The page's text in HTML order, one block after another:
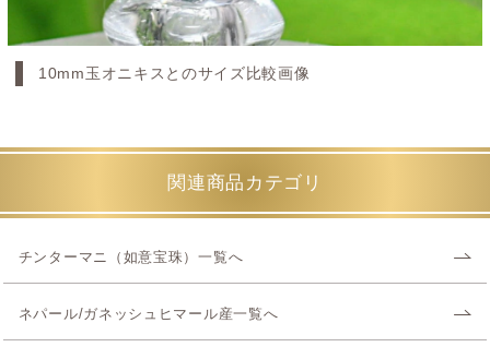
10mm玉オニキスとのサイズ比較画像
関連商品カテゴリ
チンターマニ（如意宝珠）一覧へ
ネパール/ガネッシュヒマール産一覧へ